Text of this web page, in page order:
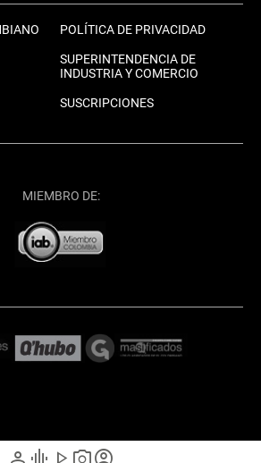
POLÍTICA DE PRIVACIDAD
SUPERINTENDENCIA DE
INDUSTRIA Y COMERCIO
SUSCRIPCIONES
MIEMBRO DE: